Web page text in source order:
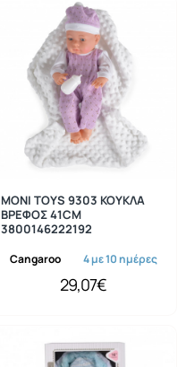
Cangaroo 4 με 10 ημέρες
MONI TOYS 9303 ΚΟΥΚΛΑ
ΒΡΕΦΟΣ 41CM
3800146222192
29,07€